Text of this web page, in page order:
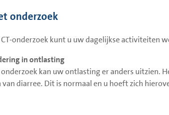
onderzoek
CT-onderzoek kunt u uw dagelijkse activiteiten
in ontlasting
onderzoek kan uw ontlasting er anders uitzien.
diarree. Dit is normaal en u hoeft zich